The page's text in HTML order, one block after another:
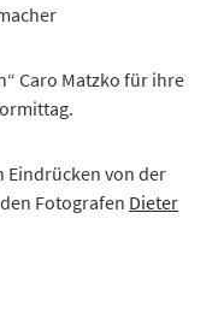
Caro Matzko für ihre
Eindrücken von der
Fotografen Dieter